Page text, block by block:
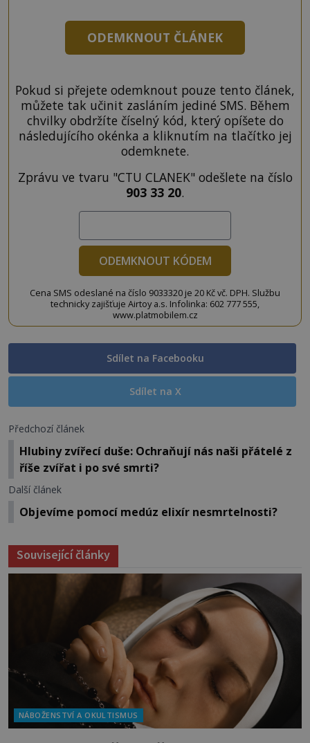
ODEMKNOUT ČLÁNEK
Pokud si přejete odemknout pouze tento článek,
můžete tak učinit zasláním jediné SMS. Během
chvilky obdržíte číselný kód, který opíšete do
následujícího okénka a kliknutím na tlačítko jej
odemknete.
Zprávu ve tvaru "CTU CLANEK" odešlete na číslo
903 33 20.
ODEMKNOUT KÓDEM
Cena SMS odeslané na číslo 9033320 je 20 Kč vč. DPH. Službu
technicky zajišťuje Airtoy a.s. Infolinka: 602 777 555,
www.platmobilem.cz
Sdílet na Facebooku
Sdílet na X
Předchozí článek
Hlubiny zvířecí duše: Ochraňují nás naši přátelé z
říše zvířat i po své smrti?
Další článek
Objevíme pomocí medúz elixír nesmrtelnosti?
Související články
NÁBOŽENSTVÍ A OKULTISMUS